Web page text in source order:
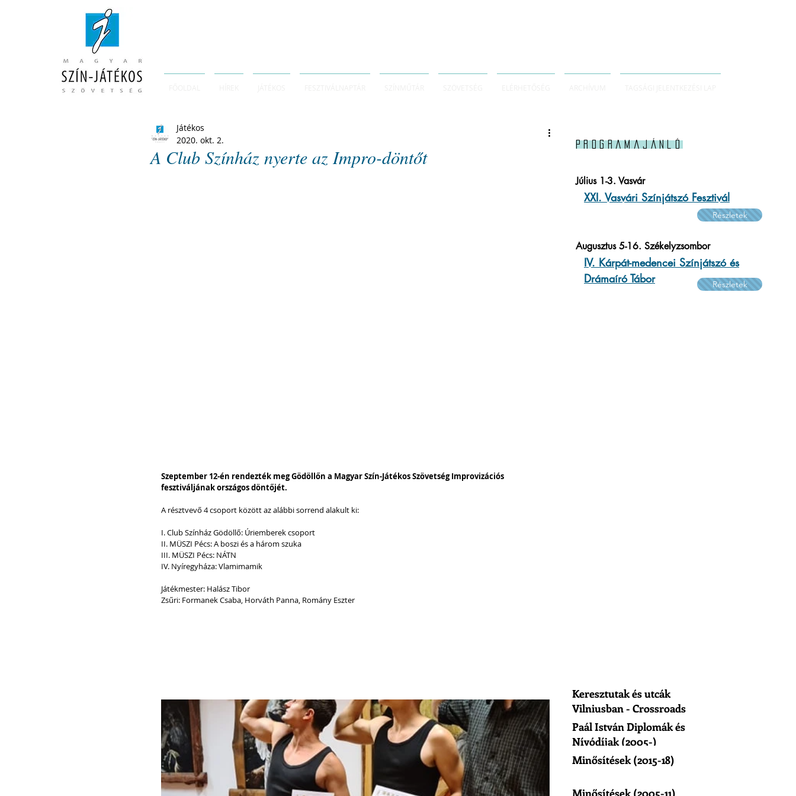
A Club Színház nyerte az Impro-döntőt
Játékos
2020. okt. 2.
Szeptember 12-én rendezték meg Gödöllőn a Magyar Szín-Játékos Szövetség Improvizációs
fesztiváljának országos döntőjét.
A résztvevő 4 csoport között az alábbi sorrend alakult ki:
I. Club Színház Gödöllő: Úriemberek csoport
II. MÜSZI Pécs: A boszi és a három szuka
III. MÜSZI Pécs: NÁTN
IV. Nyíregyháza: Vlamimamik
Játékmester: Halász Tibor
Zsűri: Formanek Csaba, Horváth Panna, Romány Eszter
Programajánló
Keresztutak és utcák
Vilniusban - Crossroads
of Vilnius
Paál István Diplomák és
Nívódíjak (2005-)
Minősítések (2015-18)
Minősítések (2005-11)
Július 1-3. Vasvár
XXI. Vasvári Színjátszó Fesztivál
Részletek
Augusztus 5-16. Székelyzsombor
IV. Kárpát-medencei Színjátszó és
Drámaíró Tábor
Részletek